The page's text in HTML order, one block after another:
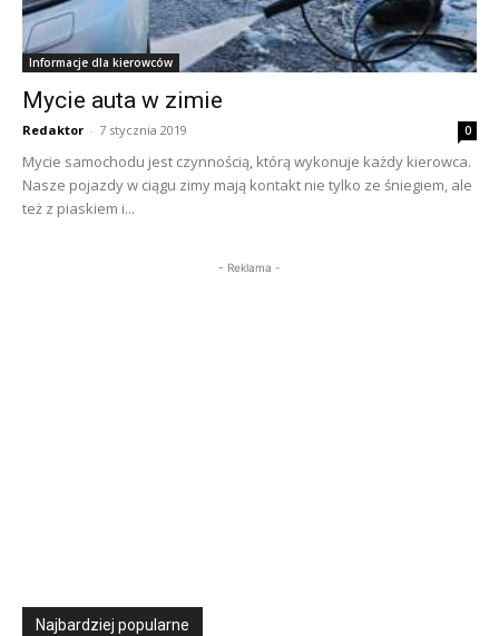
Informacje dla kierowców
Mycie auta w zimie
Redaktor - 7 stycznia 2019 0
Mycie samochodu jest czynnością, którą wykonuje każdy kierowca.
Nasze pojazdy w ciągu zimy mają kontakt nie tylko ze śniegiem, ale
też z piaskiem i...
- Reklama -
Najbardziej popularne